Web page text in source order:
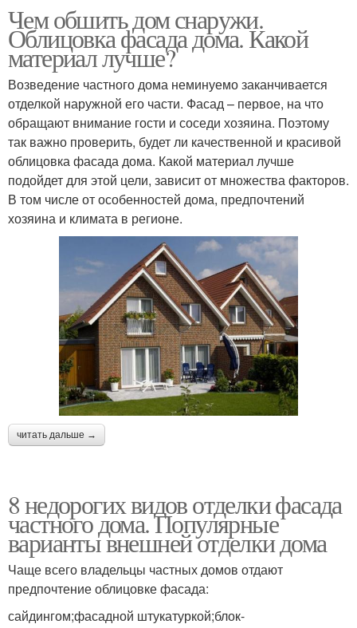
Чем обшить дом снаружи.
Облицовка фасада дома. Какой
материал лучше?
Возведение частного дома неминуемо заканчивается
отделкой наружной его части. Фасад – первое, на что
обращают внимание гости и соседи хозяина. Поэтому
так важно проверить, будет ли качественной и красивой
облицовка фасада дома. Какой материал лучше
подойдет для этой цели, зависит от множества факторов.
В том числе от особенностей дома, предпочтений
хозяина и климата в регионе.
читать дальше →
8 недорогих видов отделки фасада
частного дома. Популярные
варианты внешней отделки дома
Чаще всего владельцы частных домов отдают
предпочтение облицовке фасада:
сайдингом;фасадной штукатуркой;блок-